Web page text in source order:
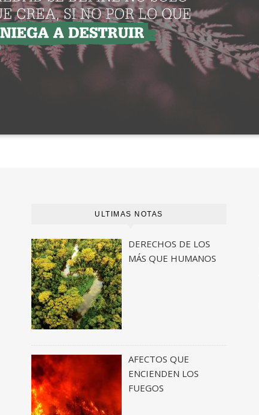
ULTIMAS NOTAS
DERECHOS DE LOS
MÁS QUE HUMANOS
AFECTOS QUE
ENCIENDEN LOS
FUEGOS